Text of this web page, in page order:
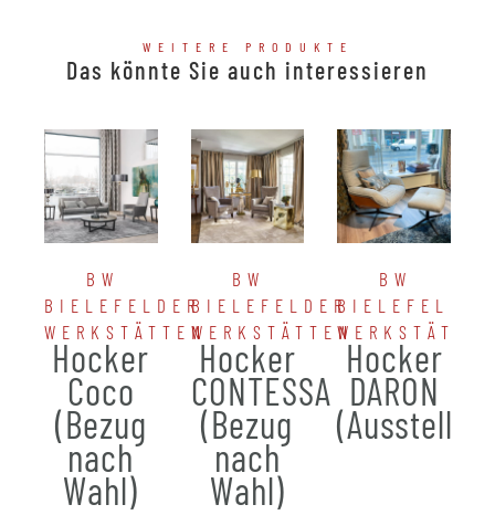
WEITERE PRODUKTE
Das könnte Sie auch interessieren
BW
BIELEFELDER
WERKSTÄTTEN
Hocker
Coco
(Bezug
nach
Wahl)
BW
BIELEFELDER
WERKSTÄTTEN
Hocker
CONTESSA
(Bezug
nach
Wahl)
BW
BIELEFELDER
Hocker
DARON